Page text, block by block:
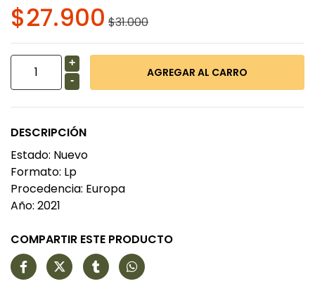
$27.900 $31.000
+
-
DESCRIPCIÓN
Estado: Nuevo
Formato: Lp
Procedencia: Europa
Año: 2021
COMPARTIR ESTE PRODUCTO